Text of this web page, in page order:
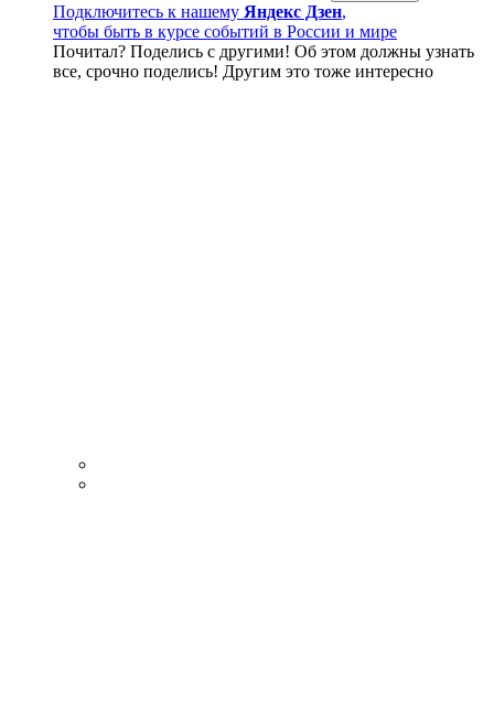
Подключитесь к нашему Яндекс Дзен,
чтобы быть в курсе событий в России и мире
Почитал? Поделись с другими! Об этом должны узнать
все, срочно поделись! Другим это тоже интересно